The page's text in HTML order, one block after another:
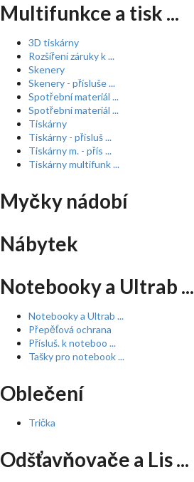
Multifunkce a tisk ...
3D tiskárny
Rozšíření záruky k ...
Skenery
Skenery - přísluše ...
Spotřební materiál ...
Spotřební materiál ...
Tiskárny
Tiskárny - přísluš ...
Tiskárny m. - přís ...
Tiskárny multifunk ...
Myčky nádobí
Nábytek
Notebooky a Ultrab ...
Notebooky a Ultrab ...
Přepěťová ochrana
Přísluš. k noteboo ...
Tašky pro notebook ...
Oblečení
Trička
Odšťavňovače a Lis ...